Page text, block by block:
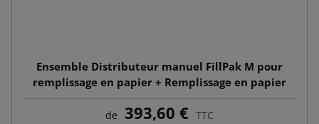
Ensemble Distributeur manuel FillPak M pour
remplissage en papier + Remplissage en papier
Kraft 50g 350x380
de 393,60 € TTC